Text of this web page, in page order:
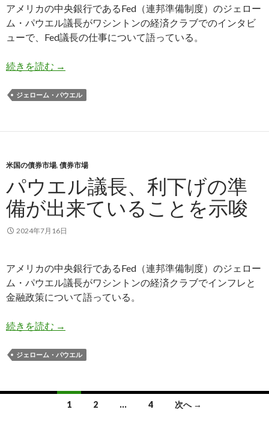
アメリカの中央銀行であるFed（連邦準備制度）のジェロー
ム・パウエル議長がワシントンの経済クラブでのインタビ
ューで、Fed議長の仕事について語っている。
続きを読む パウエル議長、中央銀行の議長職について語る
→
ジェローム・パウエル
米国の債券市場, 債券市場
パウエル議長、利下げの準
備が出来ていることを示唆
2024年7月16日
アメリカの中央銀行であるFed（連邦準備制度）のジェロー
ム・パウエル議長がワシントンの経済クラブでインフレと
金融政策について語っている。
続きを読む パウエル議長、利下げの準備が出来ていることを
→
ジェローム・パウエル
1 2 … 4 次へ →